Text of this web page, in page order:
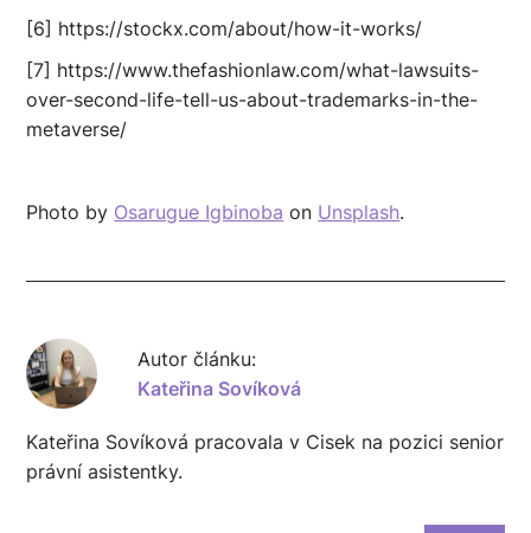
[6] https://stockx.com/about/how-it-works/
[7] https://www.thefashionlaw.com/what-lawsuits-
over-second-life-tell-us-about-trademarks-in-the-
metaverse/
Photo by Osarugue Igbinoba on Unsplash.
Autor článku:
Kateřina Sovíková
Kateřina Sovíková pracovala v Cisek na pozici senior
právní asistentky.